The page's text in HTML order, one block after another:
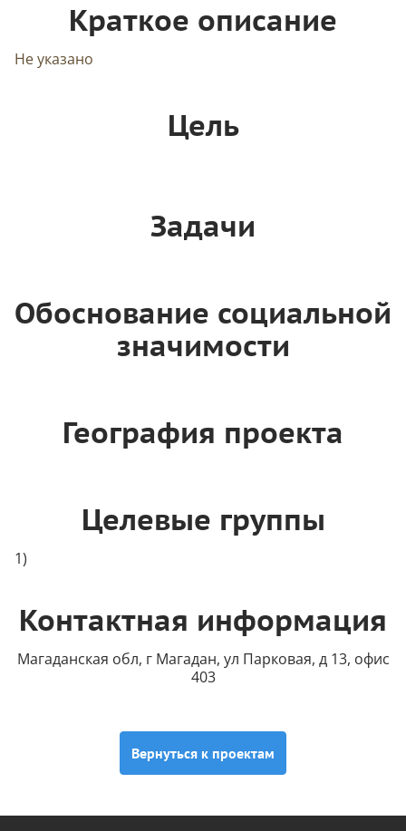
Краткое описание
Не указано
Цель
Задачи
Обоснование социальной
значимости
География проекта
Целевые группы
Контактная информация
Магаданская обл, г Магадан, ул Парковая, д 13, офис
403
Вернуться к проектам